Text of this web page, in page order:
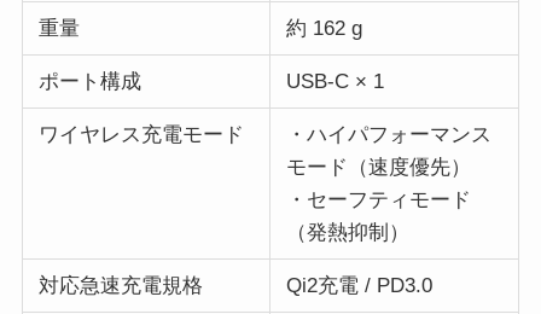
重量 約 162 g
ポート構成 USB-C × 1
ワイヤレス充電モード
・ハイパフォーマンス
モード（速度優先）
・セーフティモード
（発熱抑制）
対応急速充電規格 Qi2充電 / PD3.0